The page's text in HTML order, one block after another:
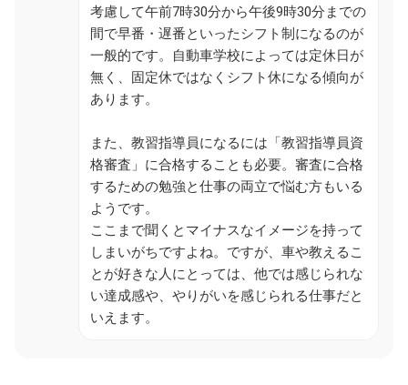
考慮して午前7時30分から午後9時30分までの
間で早番・遅番といったシフト制になるのが
一般的です。自動車学校によっては定休日が
無く、固定休ではなくシフト休になる傾向が
あります。
また、教習指導員になるには「教習指導員資
格審査」に合格することも必要。審査に合格
するための勉強と仕事の両立で悩む方もいる
ようです。
ここまで聞くとマイナスなイメージを持って
しまいがちですよね。ですが、車や教えるこ
とが好きな人にとっては、他では感じられな
い達成感や、やりがいを感じられる仕事だと
いえます。